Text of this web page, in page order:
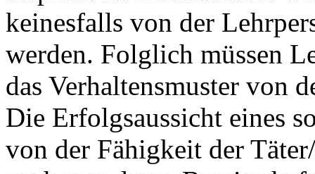
keinesfalls von der
werden. Folglich müssen
das Verhaltensmuster von
Die Erfolgsaussicht eines
von der Fähigkeit der